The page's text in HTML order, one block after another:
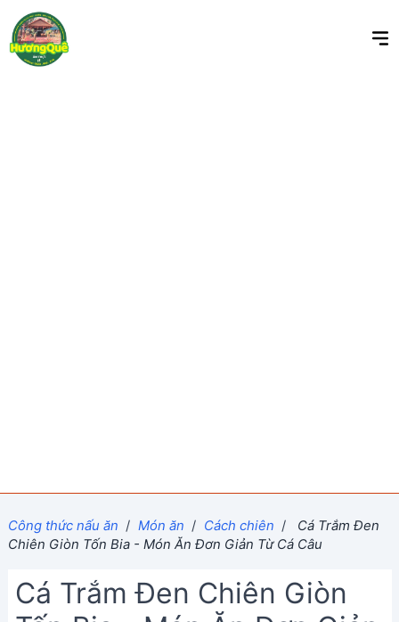
Công thức nấu ăn / Món ăn / Cách chiên /
Cá Trắm Đen
Chiên Giòn Tốn Bia - Món Ăn Đơn Giản Từ Cá Câu
Cá Trắm Đen Chiên Giòn